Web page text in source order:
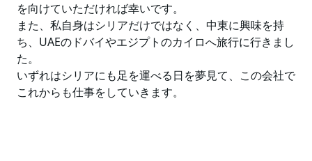
を向けていただければ幸いです。
また、私自身はシリアだけではなく、中東に興味を持
ち、UAEのドバイやエジプトのカイロへ旅行に行きまし
た。
いずれはシリアにも足を運べる日を夢見て、この会社で
これからも仕事をしていきます。